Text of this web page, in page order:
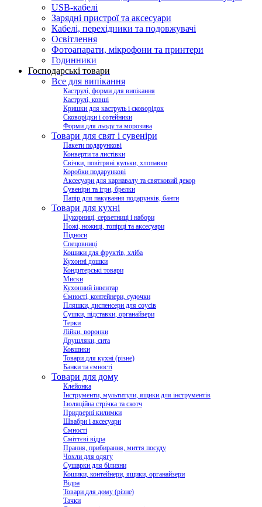
USB-кабелі
Зарядні пристрої та аксесуари
Кабелі, перехідники та подовжувачі
Освітлення
Фотоапарати, мікрофони та принтери
Годинники
Господарські товари
Все для випікання
Каструлі, форми для випікання
Каструлі, ковші
Кришки для каструль і сковорідок
Сковорідки і сотейники
Форми для льоду та морозива
Товари для свят і сувеніри
Пакети подарункові
Конверти та листівки
Свічки, повітряні кульки, хлопавки
Коробки подарункові
Аксесуари для карнавалу та святковий декор
Сувеніри та ігри, брелки
Папір для пакування подарунків, банти
Товари для кухні
Цукорниці, серветниці і набори
Ножі, ножиці, топірці та аксесуари
Підноси
Спецовниці
Кошики для фруктів, хліба
Кухонні дошки
Кондитерські товари
Миски
Кухонний інвентар
Ємності, контейнери, судочки
Пляшки, диспенсери для соусів
Сушки, підставки, органайзери
Терки
Лійки, воронки
Друшляки, сита
Ковшики
Товари для кухні (різне)
Банки та ємності
Товари для дому
Клейонка
Інструменти, мультитули, ящики для інструментів
Ізоляційна стрічка та скотч
Придверні килимки
Швабри і аксесуари
Ємності
Сміттєві відра
Прання, прибирання, миття посуду
Чохли для одягу
Сушарки для білизни
Кошики, контейнери, ящики, органайзери
Відра
Товари для дому (різне)
Тачки